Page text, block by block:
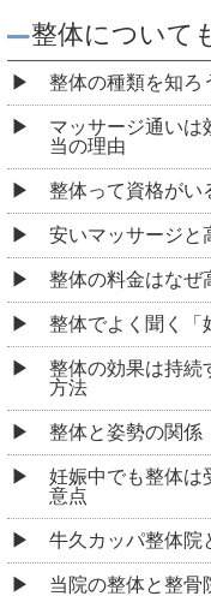
整体について
整体の種類を知ろ
マッサージ通いは
当の理由
整体って資格がい
安いマッサージと
整体の料金はなぜ
整体でよく聞く「
整体の効果は持続
方法
整体と姿勢の関係
妊娠中でも整体は
意点
牛久カッパ整体院
当院の整体と整骨